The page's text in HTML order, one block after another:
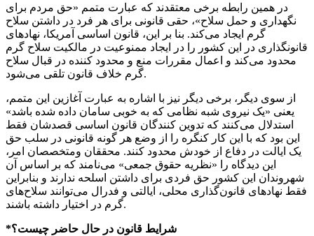
در همین رابطه برخی معتقدند که عبارت متمم «حق مردم برای
نگهداری و حمل سلاح»، حقی قانونی برای هر فرد در داشتن سلاح
گرم ایجاد می‌کند. بنا بر این، قانون اساسی آمریکا، نهادهای
قانونگذاری در این کشور را در ایجاد ممنوعیت در مالکیت سلاح گرم
محدود می‌کند و اعمال مقررات منع و محدود کننده در قبال سلاح
گرم خلاف قانون تلقی می‌شود.
از سوی دیگر، برخی دیگر نیز با اشاره به عبارت آغازین این متمم،
یعنی «یک نیروی شبه نظامی که به خوبی سامان داده شده باشد»
استدلال می‌کنند که تدوین کنندگان قانون اساسی قصدشان فقط
این بود که با این کار کنگره را از وضع هر گونه قانونی در سلب حق
یک ایالت در دفاع از خودش محدود کنند. محققان ومتخصصان امر،
این دیدگاه را «نظریه حقوق جمعی» می‌نامند که بر اساس آن
شهروندان این کشور حق فردی برای داشتن اسلحه ندارند و بنابراین
فقط نهادهای قانون‌گذاری محلی، ایالتی و فدرال می‌توانند سلاح‌های
گرم در اختیار داشته باشند.
*شرایط قانون در حال حاضر چیست؟